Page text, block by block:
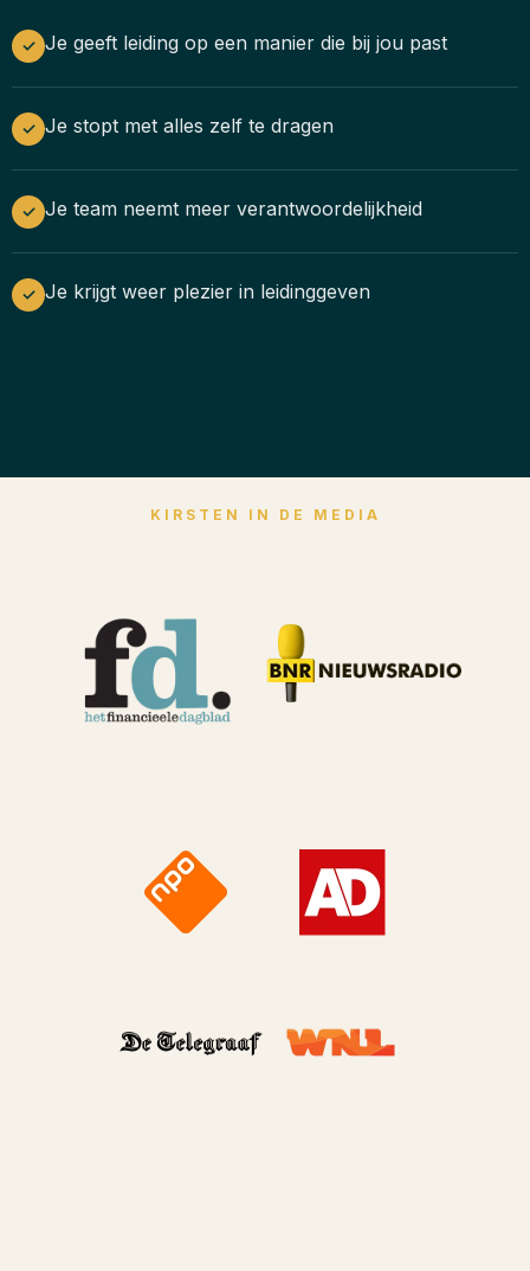
✓ Je geeft leiding op een manier die bij jou past
✓ Je stopt met alles zelf te dragen
✓ Je team neemt meer verantwoordelijkheid
✓ Je krijgt weer plezier in leidinggeven
KIRSTEN IN DE MEDIA